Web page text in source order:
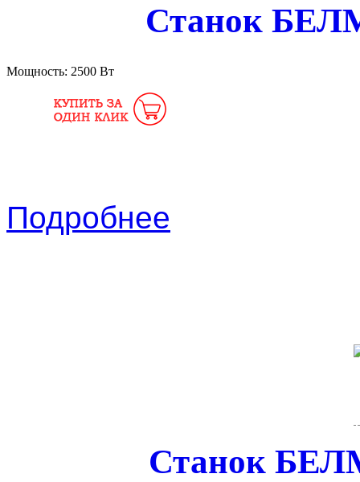
Станок
Мощность: 2500 Вт
Подробнее
Станок